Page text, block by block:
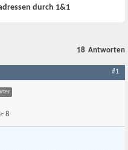
durch 1&1
18 Antworten
#1
8